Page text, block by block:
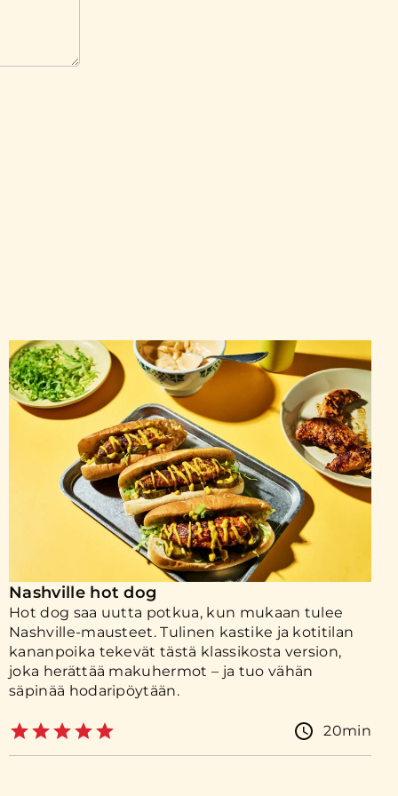
Nashville hot dog
Hot dog saa uutta potkua, kun mukaan tulee
Nashville-mausteet. Tulinen kastike ja kotitilan
kananpoika tekevät tästä klassikosta version,
joka herättää makuhermot – ja tuo vähän
säpinää hodaripöytään.
20min